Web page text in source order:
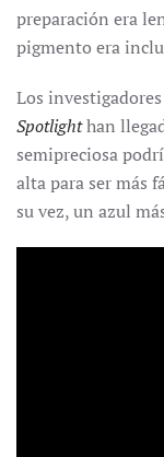
preparación era
pigmento era
Los
Spotlighthan
semipreciosa
alta para ser más
su vez, un azul